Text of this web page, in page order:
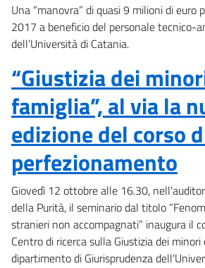
Una “manovra” di quasi 9 milioni di euro
2017 a beneficio del personale tecnico-
dell’Università di Catania.
“Giustizia dei
famiglia”, al via la
edizione del corso
perfezionamento
Giovedì 12 ottobre alle 16.30,
della Purità, il seminario dal titolo
stranieri non accompagnati” inaugura il
Centro di ricerca sulla Giustizia dei
dipartimento di Giurisprudenza